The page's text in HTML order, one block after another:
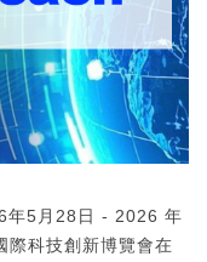
5月28日 - 2026 年
科技創新博覽會在